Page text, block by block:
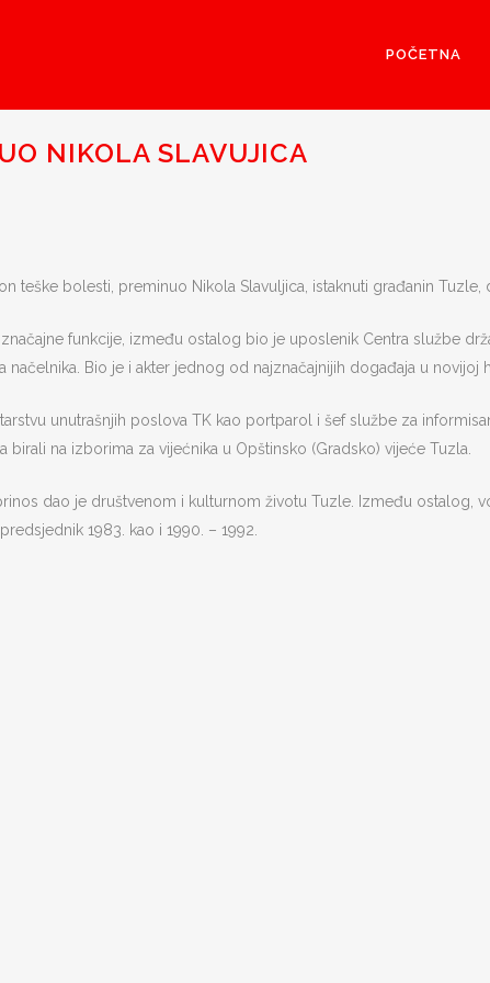
POČETNA
NIKOLA SLAVUJICA
teške bolesti, preminuo Nikola Slavuljica, istaknuti građanin
funkcije, između ostalog bio je uposlenik Centra službe
Bio je i akter jednog od najznačajnijih događaja u novijoj
unutrašnjih poslova TK kao portparol i šef službe za
birali na izborima za vijećnika u Opštinsko (Gradsko) vijeće Tuzla.
dao je društvenom i kulturnom životu Tuzle. Između ostalog,
1983. kao i 1990. – 1992.